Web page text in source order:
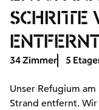
34 Zimmer 5
Unser Refugium
Strand entfernt.